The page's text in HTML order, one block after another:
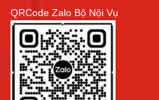
QRCode Zalo Bộ Nội Vụ